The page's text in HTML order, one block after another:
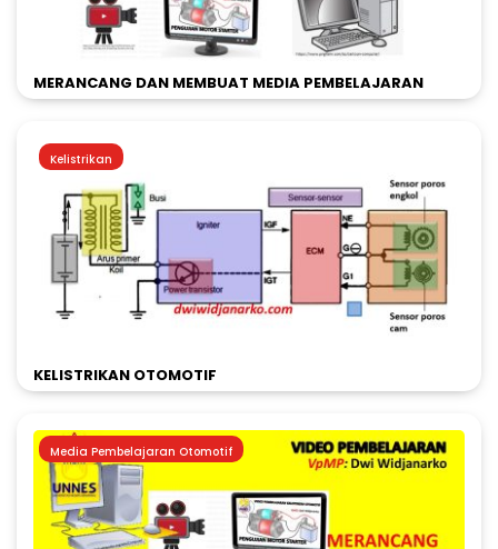
MERANCANG DAN MEMBUAT MEDIA PEMBELAJARAN
Kelistrikan
KELISTRIKAN OTOMOTIF
Media Pembelajaran Otomotif